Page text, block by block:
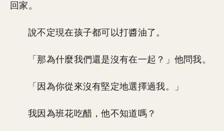
回家。
說不定現在孩子都可以打醬油了。
「那為什麼我們還是沒有在一起？」他問我。
「因為你從來沒有堅定地選擇過我。」
我因為班花吃醋，他不知道嗎？